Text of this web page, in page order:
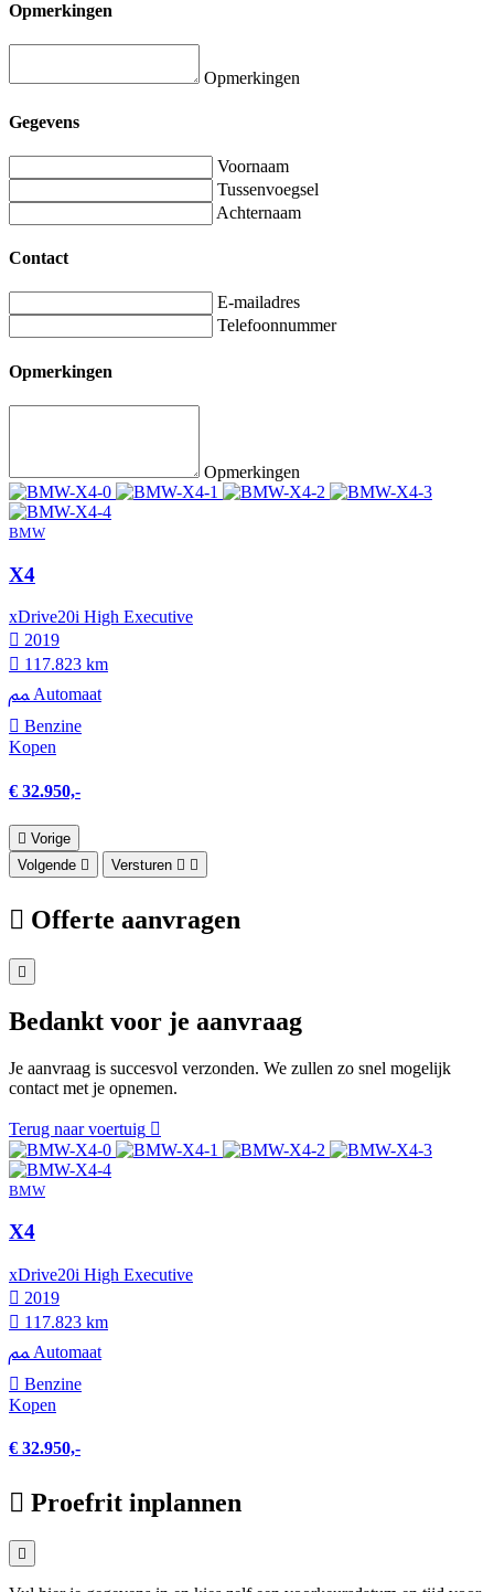
Opmerkingen
Opmerkingen
Gegevens
Voornaam
Tussenvoegsel
Achternaam
Contact
E-mailadres
Telefoonnummer
Opmerkingen
Opmerkingen
BMW
X4
xDrive20i High Executive
2019
117.823 km
Automaat
Benzine
Kopen
€ 32.950,-
Vorige
Volgende
Versturen
Offerte aanvragen
Bedankt voor je aanvraag
Je aanvraag is succesvol verzonden. We zullen zo snel mogelijk
contact met je opnemen.
Terug naar voertuig
BMW
X4
xDrive20i High Executive
2019
117.823 km
Automaat
Benzine
Kopen
€ 32.950,-
Proefrit inplannen